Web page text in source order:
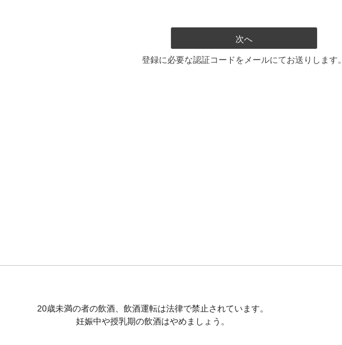
次へ
登録に必要な認証コードをメールにてお送りします。
20歳未満の者の飲酒、飲酒運転は法律で禁止されています。
妊娠中や授乳期の飲酒はやめましょう。